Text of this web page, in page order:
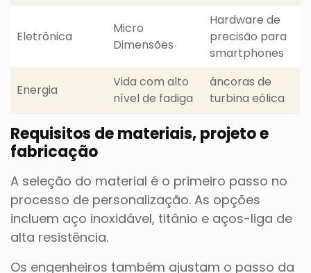
Eletrônica
Micro
Dimensões
Hardware de
precisão para
smartphones
Energia
Vida com alto
nível de fadiga
âncoras de
turbina eólica
Requisitos de materiais, projeto e
fabricação
A seleção do material é o primeiro passo no
processo de personalização. As opções
incluem aço inoxidável, titânio e aços-liga de
alta resistência.
Os engenheiros também ajustam o passo da